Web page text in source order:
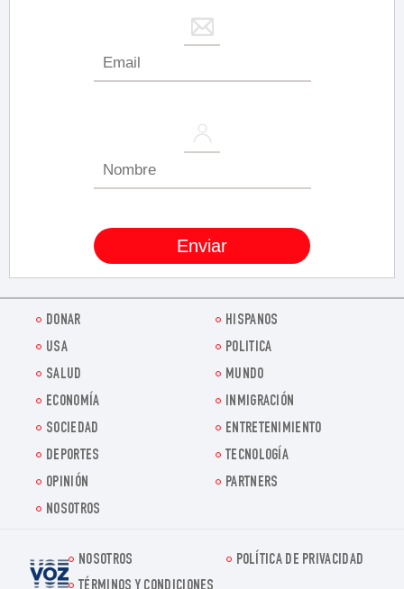
DONAR
HISPANOS
USA
POLITICA
SALUD
MUNDO
ECONOMÍA
INMIGRACIÓN
SOCIEDAD
ENTRETENIMIENTO
DEPORTES
TECNOLOGÍA
OPINIÓN
PARTNERS
NOSOTROS
Voz.us
NOSOTROS
POLÍTICA DE PRIVACIDAD